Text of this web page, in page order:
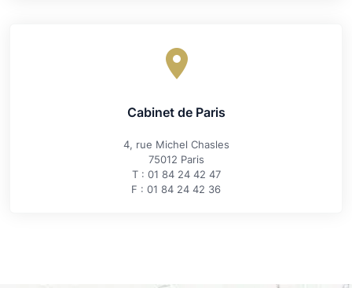
Cabinet de Paris
4, rue Michel Chasles
75012 Paris
T : 01 84 24 42 47
F : 01 84 24 42 36